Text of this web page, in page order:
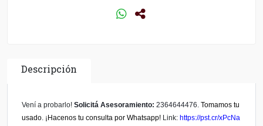
Descripción
Vení a probarlo! Solicitá Asesoramiento: 2364644476. Tomamos tu
usado. ¡Hacenos tu consulta por Whatsapp! Link: https://pst.cr/xPcNa